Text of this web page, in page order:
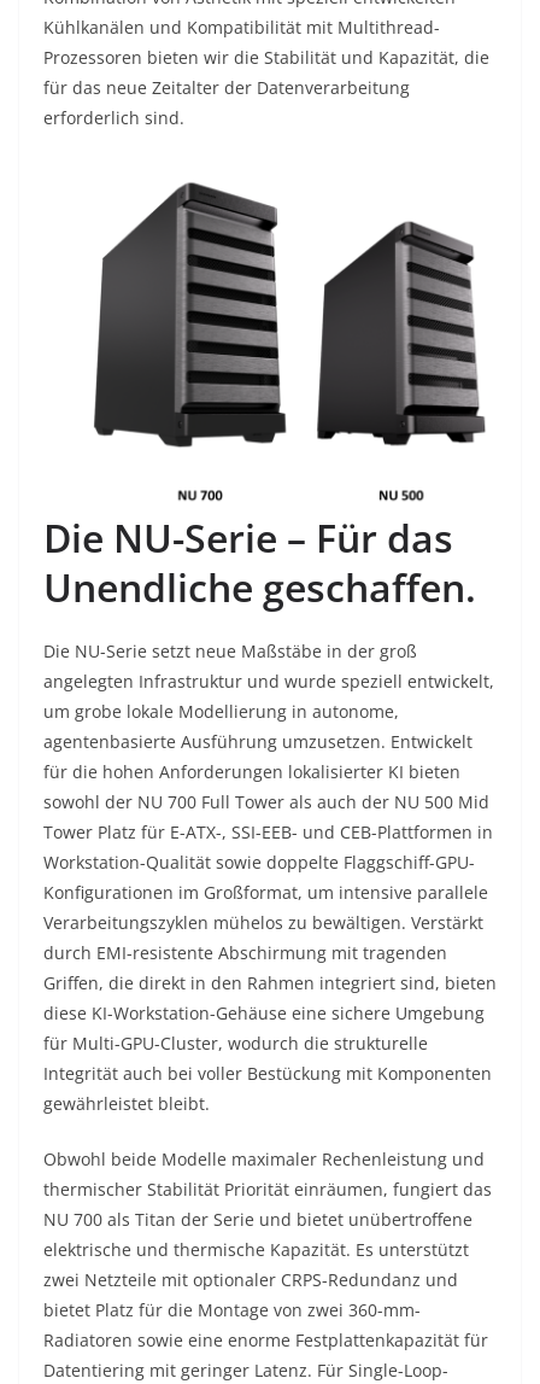
Kühlkanälen und Kompatibilität mit Multithread-
Prozessoren bieten wir die Stabilität und Kapazität, die
für das neue Zeitalter der Datenverarbeitung
erforderlich sind.
Die NU-Serie – Für das
Unendliche geschaffen.
Die NU-Serie setzt neue Maßstäbe in der groß
angelegten Infrastruktur und wurde speziell entwickelt,
um grobe lokale Modellierung in autonome,
agentenbasierte Ausführung umzusetzen. Entwickelt
für die hohen Anforderungen lokalisierter KI bieten
sowohl der NU 700 Full Tower als auch der NU 500 Mid
Tower Platz für E-ATX-, SSI-EEB- und CEB-Plattformen in
Workstation-Qualität sowie doppelte Flaggschiff-GPU-
Konfigurationen im Großformat, um intensive parallele
Verarbeitungszyklen mühelos zu bewältigen. Verstärkt
durch EMI-resistente Abschirmung mit tragenden
Griffen, die direkt in den Rahmen integriert sind, bieten
diese KI-Workstation-Gehäuse eine sichere Umgebung
für Multi-GPU-Cluster, wodurch die strukturelle
Integrität auch bei voller Bestückung mit Komponenten
gewährleistet bleibt.
Obwohl beide Modelle maximaler Rechenleistung und
thermischer Stabilität Priorität einräumen, fungiert das
NU 700 als Titan der Serie und bietet unübertroffene
elektrische und thermische Kapazität. Es unterstützt
zwei Netzteile mit optionaler CRPS-Redundanz und
bietet Platz für die Montage von zwei 360-mm-
Radiatoren sowie eine enorme Festplattenkapazität für
Datentiering mit geringer Latenz. Für Single-Loop-